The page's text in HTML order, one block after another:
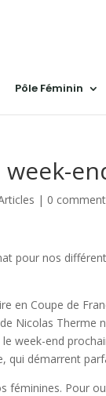
Pôle Féminin
| 0
pour nos
en Coupe de
Nicolas Therme
week-end
qui démarrent
féminines. Pour